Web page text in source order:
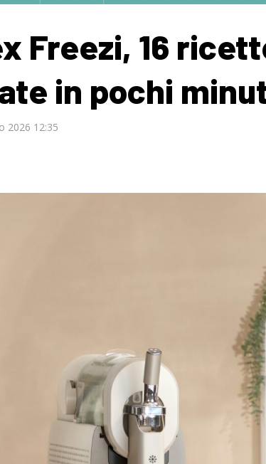
Freezi, 16
in pochi
2026 12:35